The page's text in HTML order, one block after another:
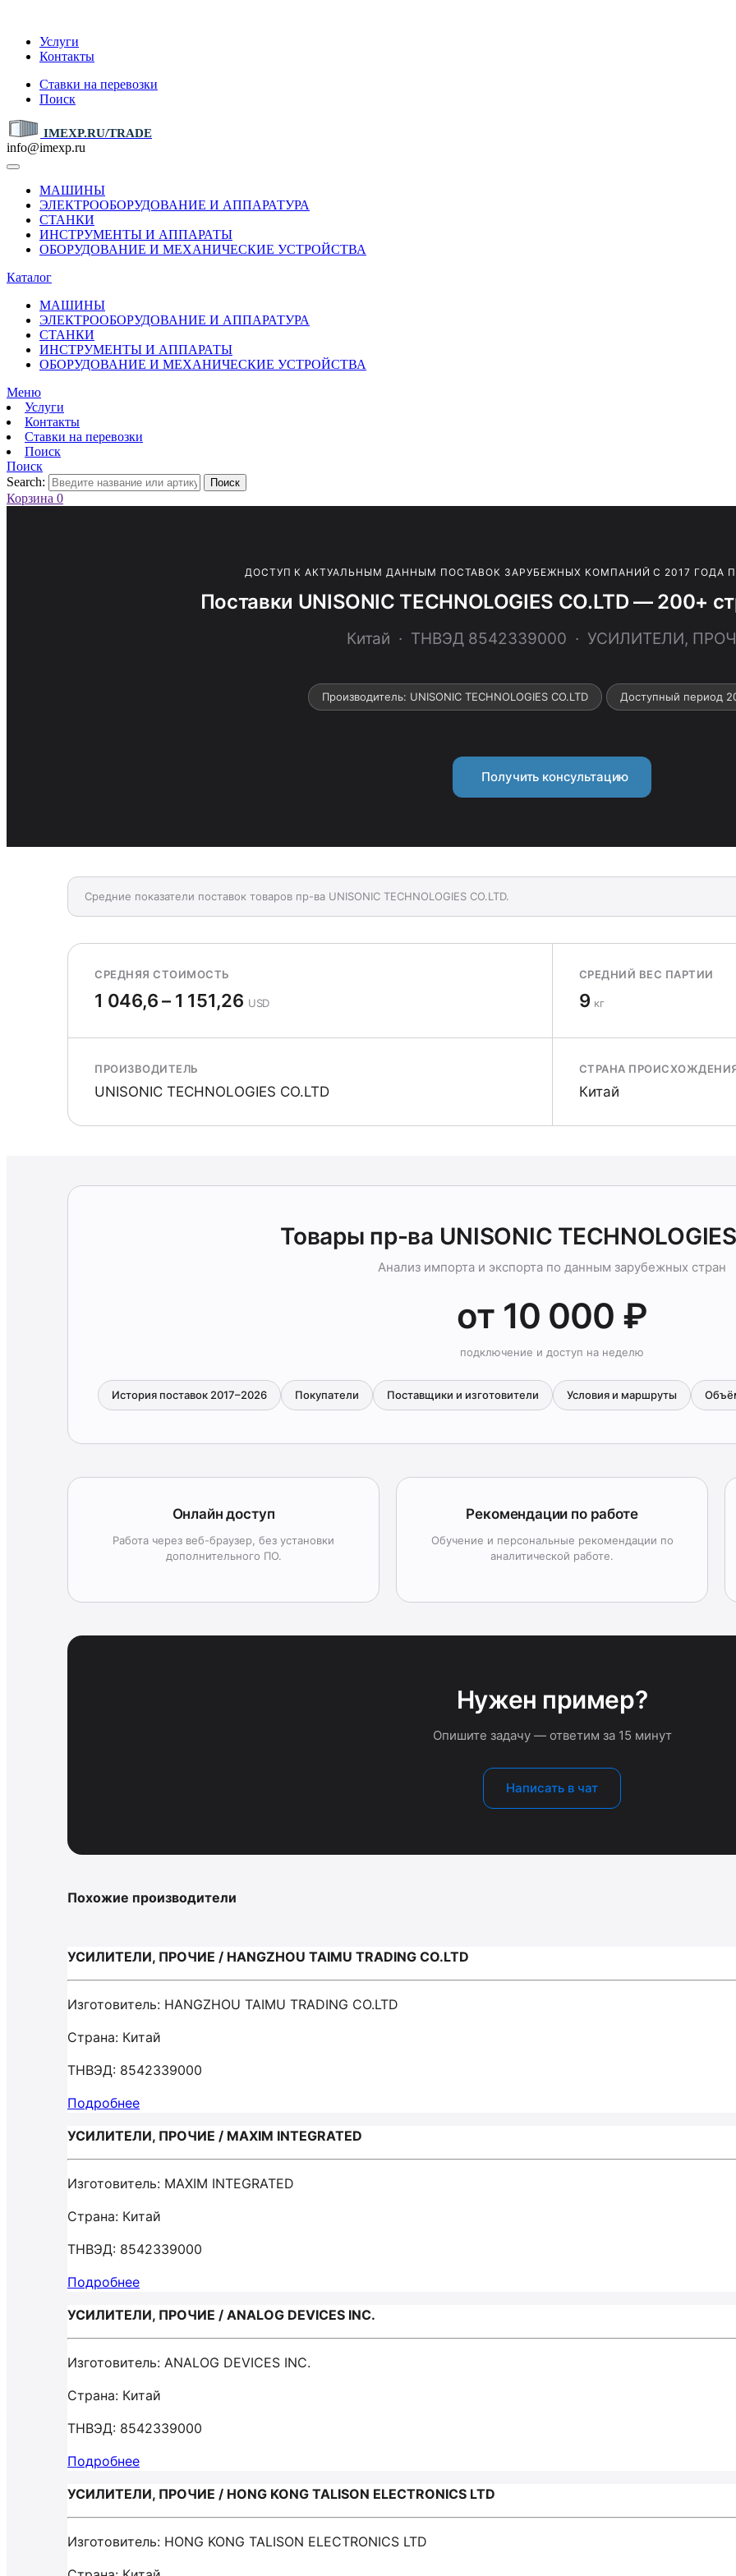
Услуги
Контакты
Ставки на перевозки
Поиск
IMEXP.RU/TRADE
info@imexp.ru
МАШИНЫ
ЭЛЕКТРООБОРУДОВАНИЕ И АППАРАТУРА
СТАНКИ
ИНСТРУМЕНТЫ И АППАРАТЫ
ОБОРУДОВАНИЕ И МЕХАНИЧЕСКИЕ УСТРОЙСТВА
Каталог
МАШИНЫ
ЭЛЕКТРООБОРУДОВАНИЕ И АППАРАТУРА
СТАНКИ
ИНСТРУМЕНТЫ И АППАРАТЫ
ОБОРУДОВАНИЕ И МЕХАНИЧЕСКИЕ УСТРОЙСТВА
Меню
Услуги
Контакты
Ставки на перевозки
Поиск
Поиск
Search:
Поиск
Корзина 0
ДОСТУП К АКТУАЛЬНЫМ ДАННЫМ ПОСТАВОК ЗАРУБЕЖНЫХ КОМПАНИЙ С 2017 ГОДА
Поставки UNISONIC TECHNOLOGIES CO.LTD — 200+
Китай · ТНВЭД 8542339000 · УСИЛИТЕЛИ,
Производитель: UNISONIC TECHNOLOGIES CO.LTD Доступный период
Получить консультацию
Средние показатели поставок товаров пр-ва UNISONIC TECHNOLOGIES CO.LTD.
СРЕДНЯЯ СТОИМОСТЬ
1 046,6 – 1 151,26 USD
СРЕДНИЙ ВЕС ПАРТИИ
9 кг
ПРОИЗВОДИТЕЛЬ
UNISONIC TECHNOLOGIES CO.LTD
СТРАНА
Китай
Товары пр-ва UNISONIC
Анализ импорта и экспорта по данным зарубежных стран
от 10 000 ₽
подключение и доступ на неделю
История поставок 2017–2026 Покупатели Поставщики и изготовители Условия и маршруты
Онлайн доступ
Работа через веб-браузер, без установки
дополнительного ПО.
Рекомендации по работе
Обучение и персональные рекомендации по
аналитической работе.
Нужен пример?
Опишите задачу — ответим за 15 минут
Написать в чат
Похожие производители
УСИЛИТЕЛИ, ПРОЧИЕ / HANGZHOU TAIMU TRADING CO.LTD
Изготовитель: HANGZHOU TAIMU TRADING CO.LTD
Страна: Китай
ТНВЭД: 8542339000
Подробнее
УСИЛИТЕЛИ, ПРОЧИЕ / MAXIM INTEGRATED
Изготовитель: MAXIM INTEGRATED
Страна: Китай
ТНВЭД: 8542339000
Подробнее
УСИЛИТЕЛИ, ПРОЧИЕ / ANALOG DEVICES INC.
Изготовитель: ANALOG DEVICES INC.
Страна: Китай
ТНВЭД: 8542339000
Подробнее
УСИЛИТЕЛИ, ПРОЧИЕ / HONG KONG TALISON ELECTRONICS LTD
Изготовитель: HONG KONG TALISON ELECTRONICS LTD